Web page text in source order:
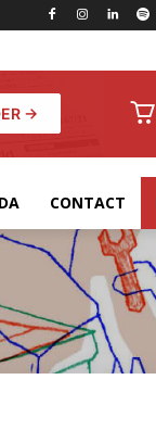
→
CONTACT